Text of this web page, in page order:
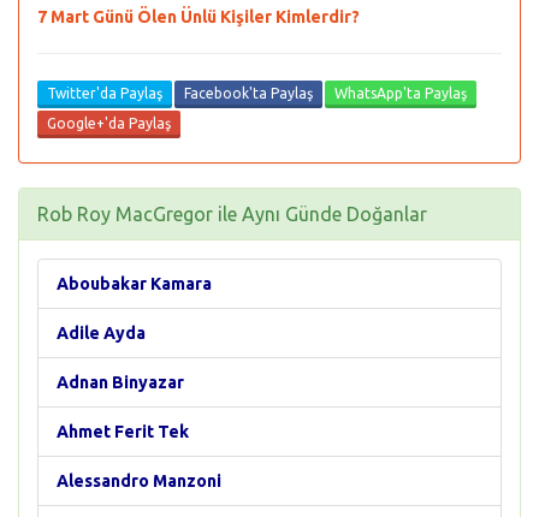
7 Mart Günü Ölen Ünlü Kişiler Kimlerdir?
Twitter'da Paylaş Facebook'ta Paylaş
WhatsApp'ta Paylaş
Google+'da Paylaş
Rob Roy MacGregor ile Aynı Günde Doğanlar
Aboubakar Kamara
Adile Ayda
Adnan Binyazar
Ahmet Ferit Tek
Alessandro Manzoni